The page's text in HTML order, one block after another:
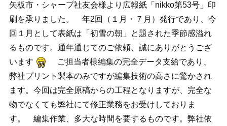
矢板市・シャープ社友会様より広報紙「nikko第53号」印
刷を承りました。 年2回（１月・７月）発行であり、今
回１月として表紙は「初雪の朝」と題された季節感溢れ
るものです。通年通じてのご依頼、誠にありがとうござ
います
ご担当者様編集の完全データ支給であり、
弊社プリント製本のみですが編集技術の高さに驚かされ
ます。今回は完全原稿からの工程となりますが、完全な
物でなくても弊社にて修正業務をお受けしておりま
す。 編集作業、多大な時間を要するものです。弊社依